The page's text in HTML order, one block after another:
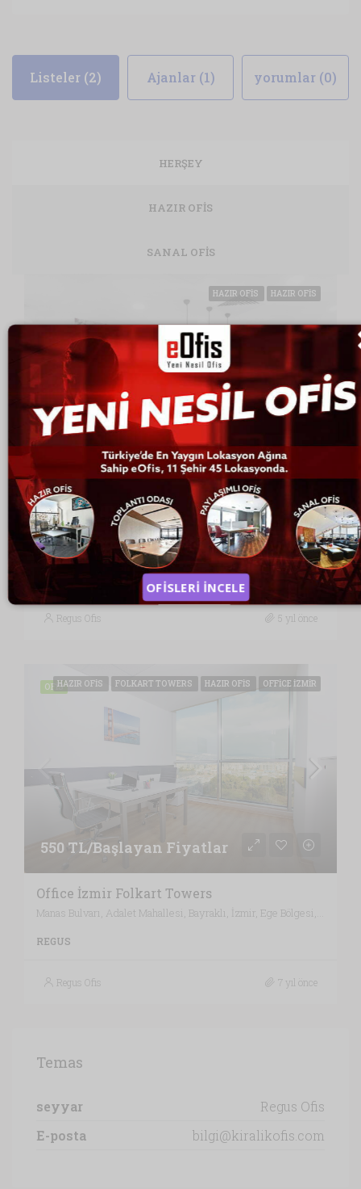
Listeler (2) Ajanlar (1) yorumlar (0)
HERŞEY
HAZIR OFIS
SANAL OFIS
HAZIR OFIS HAZIR OFIS
1,250 TL
Regus Büyükdere Avenue 193 Hazır Ofis
Talatpaşa Caddesi, Esentepe Mahallesi, Şişli, İstanbul, Marmara Bölgesi, 34394, Türkiye, İstanbul
REGUS
Regus Ofis 5 yıl önce
OFISHAZIR OFIS FOLKART TOWERS HAZIR OFIS OFFICE İZMIR
550 TL/Başlayan Fiyatlar
Office İzmir Folkart Towers
REGUS
Regus Ofis 7 yıl önce
Temas
seyyar
Regus Ofis
E-posta
bilgi@kiralikofis.com
OFİSLERİ İNCELE